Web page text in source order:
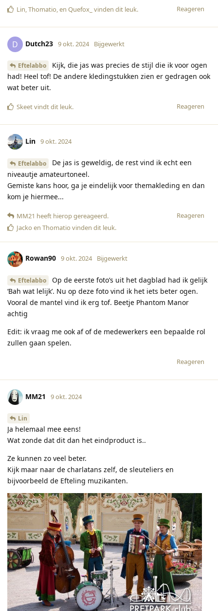
Reageren
Lin,Thomatio, en Quefox_ vinden dit leuk.
D Dutch23 9 okt. 2024 Bijgewerkt
Eftelabbo
Kijk, die jas was precies de stijl die ik voor ogen
had! Heel tof! De andere kledingstukken zien er gedragen ook
wat beter uit.
Reageren
Skeetvindt dit leuk.
Lin 9 okt. 2024
Eftelabbo
De jas is geweldig, de rest vind ik echt een
niveautje amateurtoneel.
Gemiste kans hoor, ga je eindelijk voor themakleding en dan
kom je hiermee...
Reageren
MM21 heeft hierop gereageerd.
Jacko en Thomatio vinden dit leuk.
Rowan90 9 okt. 2024 Bijgewerkt
Eftelabbo
Op de eerste foto’s uit het dagblad had ik gelijk
‘Bah wat lelijk’. Nu op deze foto vind ik het iets beter ogen.
Vooral de mantel vind ik erg tof. Beetje Phantom Manor
achtig
Edit: ik vraag me ook af of de medewerkers een bepaalde rol
zullen gaan spelen.
Reageren
MM21 9 okt. 2024
Lin
Ja helemaal mee eens!
Wat zonde dat dit dan het eindproduct is..
Ze kunnen zo veel beter.
Kijk maar naar de charlatans zelf, de sleuteliers en
bijvoorbeeld de Efteling muzikanten.